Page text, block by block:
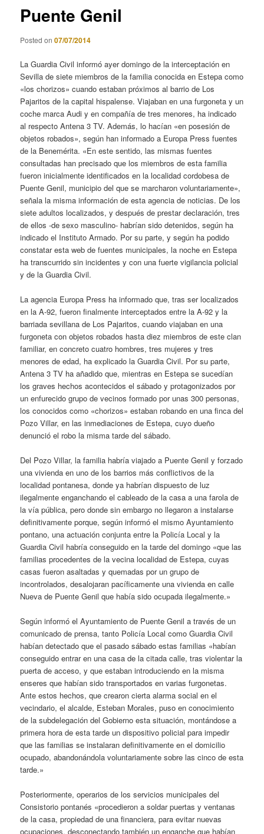
Puente Genil
Posted on07/07/2014
La Guardia Civil informó ayer domingo de la interceptación en
Sevilla de siete miembros de la familia conocida en Estepa como
«los chorizos» cuando estaban próximos al barrio de Los
Pajaritos de la capital hispalense. Viajaban en una furgoneta y un
coche marca Audi y en compañía de tres menores, ha indicado
al respecto Antena 3 TV. Además, lo hacían «en posesión de
objetos robados», según han informado a Europa Press fuentes
de la Benemérita. «En este sentido, las mismas fuentes
consultadas han precisado que los miembros de esta familia
fueron inicialmente identificados en la localidad cordobesa de
Puente Genil, municipio del que se marcharon voluntariamente»,
señala la misma información de esta agencia de noticias. De los
siete adultos localizados, y después de prestar declaración, tres
de ellos -de sexo masculino- habrían sido detenidos, según ha
indicado el Instituto Armado. Por su parte, y según ha podido
constatar esta web de fuentes municipales, la noche en Estepa
ha transcurrido sin incidentes y con una fuerte vigilancia policial
y de la Guardia Civil.
La agencia Europa Press ha informado que, tras ser localizados
en la A-92, fueron finalmente interceptados entre la A-92 y la
barriada sevillana de Los Pajaritos, cuando viajaban en una
furgoneta con objetos robados hasta diez miembros de este clan
familiar, en concreto cuatro hombres, tres mujeres y tres
menores de edad, ha explicado la Guardia Civil. Por su parte,
Antena 3 TV ha añadido que, mientras en Estepa se sucedían
los graves hechos acontecidos el sábado y protagonizados por
un enfurecido grupo de vecinos formado por unas 300 personas,
los conocidos como «chorizos» estaban robando en una finca del
Pozo Villar, en las inmediaciones de Estepa, cuyo dueño
denunció el robo la misma tarde del sábado.
Del Pozo Villar, la familia habría viajado a Puente Genil y forzado
una vivienda en uno de los barrios más conflictivos de la
localidad pontanesa, donde ya habrían dispuesto de luz
ilegalmente enganchando el cableado de la casa a una farola de
la vía pública, pero donde sin embargo no llegaron a instalarse
definitivamente porque, según informó el mismo Ayuntamiento
pontano, una actuación conjunta entre la Policía Local y la
Guardia Civil habría conseguido en la tarde del domingo «que las
familias procedentes de la vecina localidad de Estepa, cuyas
casas fueron asaltadas y quemadas por un grupo de
incontrolados, desalojaran pacíficamente una vivienda en calle
Nueva de Puente Genil que había sido ocupada ilegalmente.»
Según informó el Ayuntamiento de Puente Genil a través de un
comunicado de prensa, tanto Policía Local como Guardia Civil
habían detectado que el pasado sábado estas familias «habían
conseguido entrar en una casa de la citada calle, tras violentar la
puerta de acceso, y que estaban introduciendo en la misma
enseres que habían sido transportados en varias furgonetas.
Ante estos hechos, que crearon cierta alarma social en el
vecindario, el alcalde, Esteban Morales, puso en conocimiento
de la subdelegación del Gobierno esta situación, montándose a
primera hora de esta tarde un dispositivo policial para impedir
que las familias se instalaran definitivamente en el domicilio
ocupado, abandonándola voluntariamente sobre las cinco de esta
tarde.»
Posteriormente, operarios de los servicios municipales del
Consistorio pontanés «procedieron a soldar puertas y ventanas
de la casa, propiedad de una financiera, para evitar nuevas
ocupaciones, desconectando también un enganche que habían